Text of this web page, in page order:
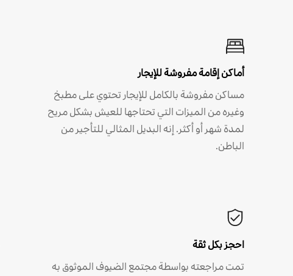
أماكن إقامة مفروشة للإيجار
مساكن مفروشة بالكامل للإيجار تحتوي على مطبخ
وغيره من الميزات التي تحتاجها للعيش بشكل مريح
لمدة شهر أو أكثر. إنه البديل المثالي للتأجير من
الباطن.
احجز بكل ثقة
تمت مراجعته بواسطة مجتمع الضيوف الموثوق به